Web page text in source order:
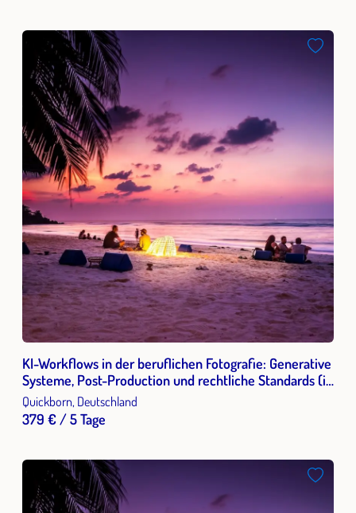
KI-Workflows in der beruflichen Fotografie: Generative
Systeme, Post-Production und rechtliche Standards (in
Präsenz oder Online)
Quickborn, Deutschland
379 € / 5 Tage